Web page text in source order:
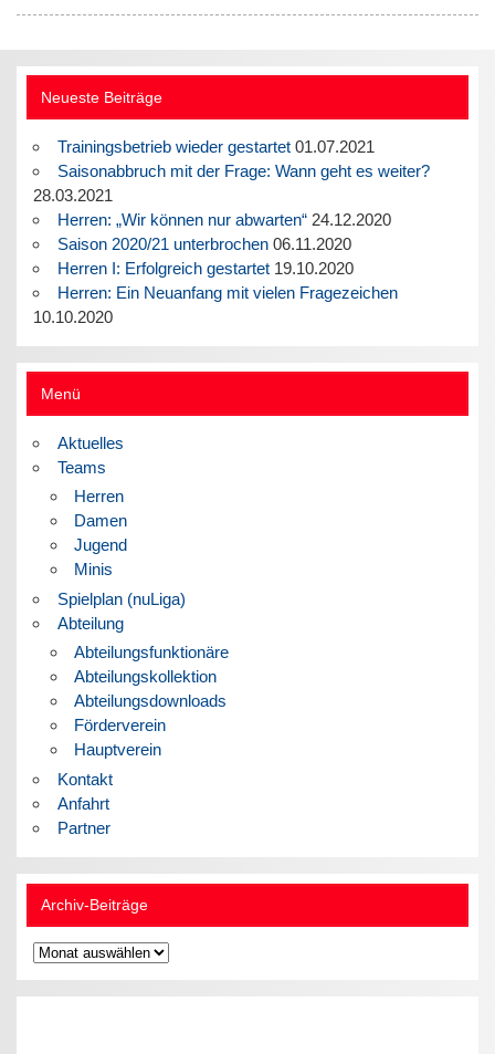
Neueste Beiträge
Trainingsbetrieb wieder gestartet 01.07.2021
Saisonabbruch mit der Frage: Wann geht es weiter?
28.03.2021
Herren: „Wir können nur abwarten“ 24.12.2020
Saison 2020/21 unterbrochen 06.11.2020
Herren I: Erfolgreich gestartet 19.10.2020
Herren: Ein Neuanfang mit vielen Fragezeichen
10.10.2020
Menü
Aktuelles
Teams
Herren
Damen
Jugend
Minis
Spielplan (nuLiga)
Abteilung
Abteilungsfunktionäre
Abteilungskollektion
Abteilungsdownloads
Förderverein
Hauptverein
Kontakt
Anfahrt
Partner
Archiv-Beiträge
Archiv-
Beiträge